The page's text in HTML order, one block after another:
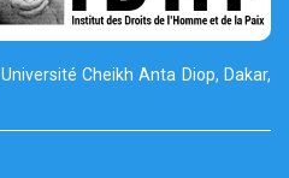
CheikhAnta Diop, Dakar,